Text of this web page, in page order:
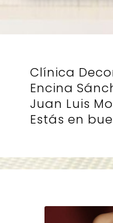
Clínica
Encina
Juan Luis
Estás en